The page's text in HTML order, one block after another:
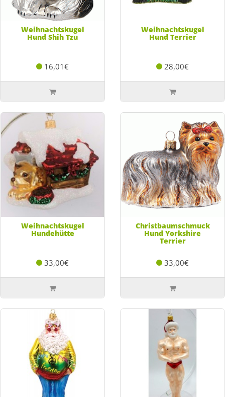
Weihnachtskugel
Hund Shih Tzu
16,01€
Weihnachtskugel
Hund Terrier
28,00€
Weihnachtskugel
Hundehütte
33,00€
Christbaumschmuck
Hund Yorkshire
Terrier
33,00€